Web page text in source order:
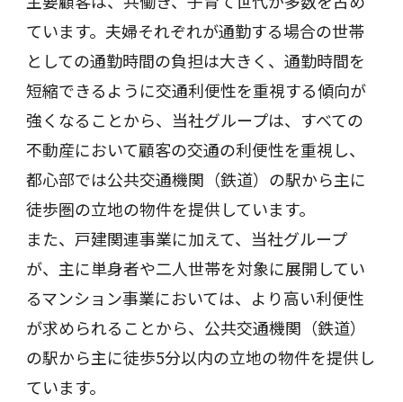
ています。夫婦それぞれが通勤する場合の世帯
としての通勤時間の負担は大きく、通勤時間を
短縮できるように交通利便性を重視する傾向が
強くなることから、当社グループは、すべての
不動産において顧客の交通の利便性を重視し、
都心部では公共交通機関（鉄道）の駅から主に
徒歩圏の立地の物件を提供しています。
また、戸建関連事業に加えて、当社グループ
が、主に単身者や二人世帯を対象に展開してい
るマンション事業においては、より高い利便性
が求められることから、公共交通機関（鉄道）
の駅から主に徒歩5分以内の立地の物件を提供し
ています。